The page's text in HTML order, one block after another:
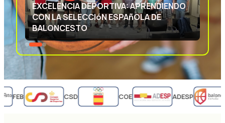
EXCELENCIA DEPORTIVA: APRENDIENDO
CON LA SELECCIóN ESPAñOLA DE
BALONCESTO
FEB CSD COE ADESP